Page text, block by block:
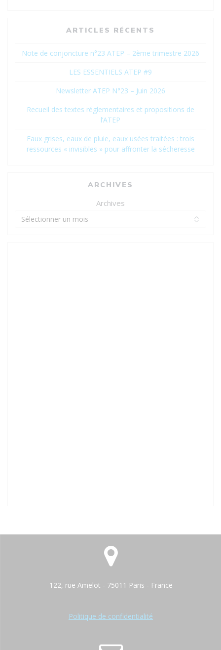
ARTICLES RÉCENTS
Note de conjoncture n°23 ATEP – 2ème trimestre 2026
LES ESSENTIELS ATEP #9
Newsletter ATEP N°23 – Juin 2026
Recueil des textes réglementaires et propositions de
l’ATEP
Eaux grises, eaux de pluie, eaux usées traitées : trois
ressources « invisibles » pour affronter la sécheresse
ARCHIVES
Archives
122, rue Amelot - 75011 Paris - France
Politique de confidentialité